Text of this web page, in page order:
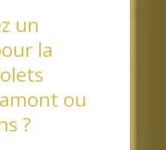
un
la
ou
?